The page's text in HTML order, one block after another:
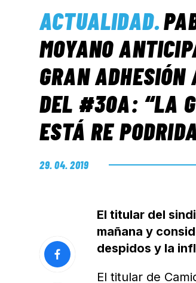
ACTUALIDAD.
MOYANO
GRAN ADHESIÓN
DEL #30A: “LA
ESTÁ RE
29. 04. 2019
El titular del
mañana y
despidos y la
El titular de